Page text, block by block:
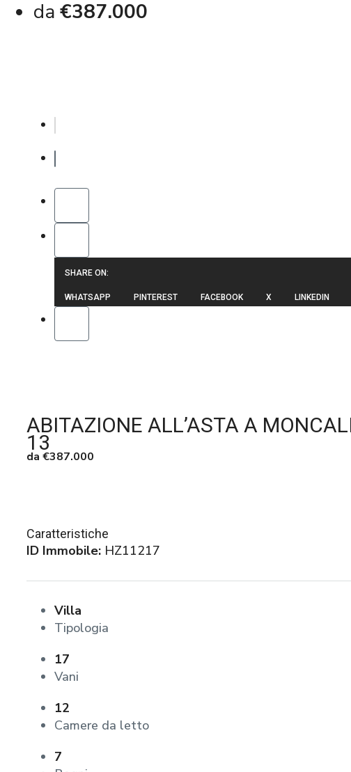
da €387.000
SHARE ON:
WHATSAPP PINTEREST FACEBOOK X LINKEDIN
ABITAZIONE ALL’ASTA A
13
da €387.000
Caratteristiche
ID Immobile: HZ11217
Villa
Tipologia
17
Vani
12
Camere da letto
7